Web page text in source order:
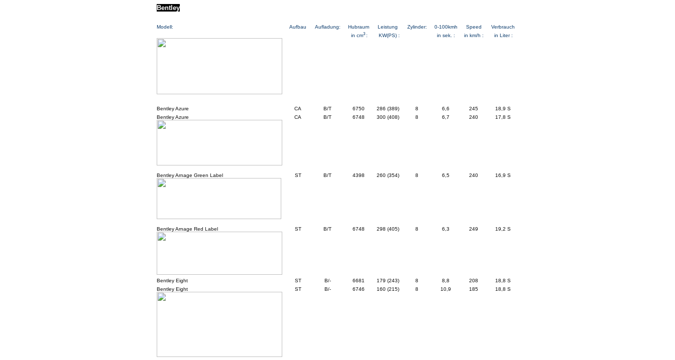
Bentley
Modell: Aufbau Aufladung: Hubraum Leistung Zylinder: 0-100kmh Speed
Verbrauch
in cm3 : KW(PS) : in sek. : in km/h : in Liter :
Bentley Azure CA B/T 6750 286 (389) 8 6,6 245
18,9 S
Bentley Azure
CA B/T 6748 300 (408) 8 6,7 240 17,8 S
Bentley Arnage Green Label ST B/T 4398 260 (354) 8 6,5 240 16,9 S
Bentley Arnage Red Label ST B/T 6748 298 (405) 8 6,3 249 19,2 S
Bentley Eight ST B/- 6681 179 (243) 8 8,8 208
18,8 S
Bentley Eight
ST B/- 6746 160 (215) 8 10,9 185 18,8 S